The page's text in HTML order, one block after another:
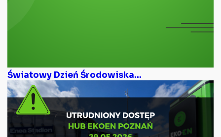
Światowy Dzień Środowiska...